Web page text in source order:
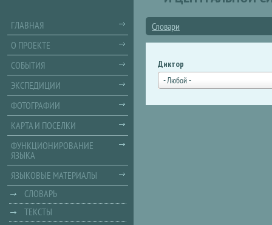
Словари
Диктор
- Любой -
ГЛАВНАЯ
О ПРОЕКТЕ
СОБЫТИЯ
ЭКСПЕДИЦИИ
ФОТОГРАФИИ
КАРТА И ПОСЕЛКИ
ФУНКЦИОНИРОВАНИЕ
ЯЗЫКА
ЯЗЫКОВЫЕ МАТЕРИАЛЫ
СЛОВАРЬ
ТЕКСТЫ